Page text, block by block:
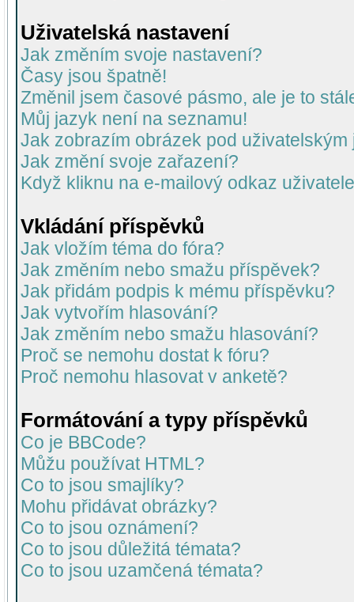
Uživatelská nastavení
Jak změním svoje nastavení?
Časy jsou špatně!
Změnil jsem časové pásmo, ale je to
Můj jazyk není na seznamu!
Jak zobrazím obrázek pod uživatelským
Jak změní svoje zařazení?
Když kliknu na e-mailový odkaz
Vkládání příspěvků
Jak vložím téma do fóra?
Jak změním nebo smažu příspěvek?
Jak přidám podpis k mému příspěvku?
Jak vytvořím hlasování?
Jak změním nebo smažu hlasování?
Proč se nemohu dostat k fóru?
Proč nemohu hlasovat v anketě?
Formátování a typy příspěvků
Co je BBCode?
Můžu používat HTML?
Co to jsou smajlíky?
Mohu přidávat obrázky?
Co to jsou oznámení?
Co to jsou důležitá témata?
Co to jsou uzamčená témata?